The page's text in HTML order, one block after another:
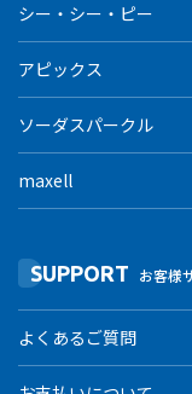
シー・シー・ピー
アピックス
ソーダスパークル
maxell
SUPPORT お客様
よくあるご質問